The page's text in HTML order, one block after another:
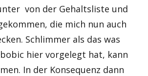
von der Gehaltsliste und
die mich nun auch
Schlimmer als das was
hier vorgelegt hat, kann
In der Konsequenz dann